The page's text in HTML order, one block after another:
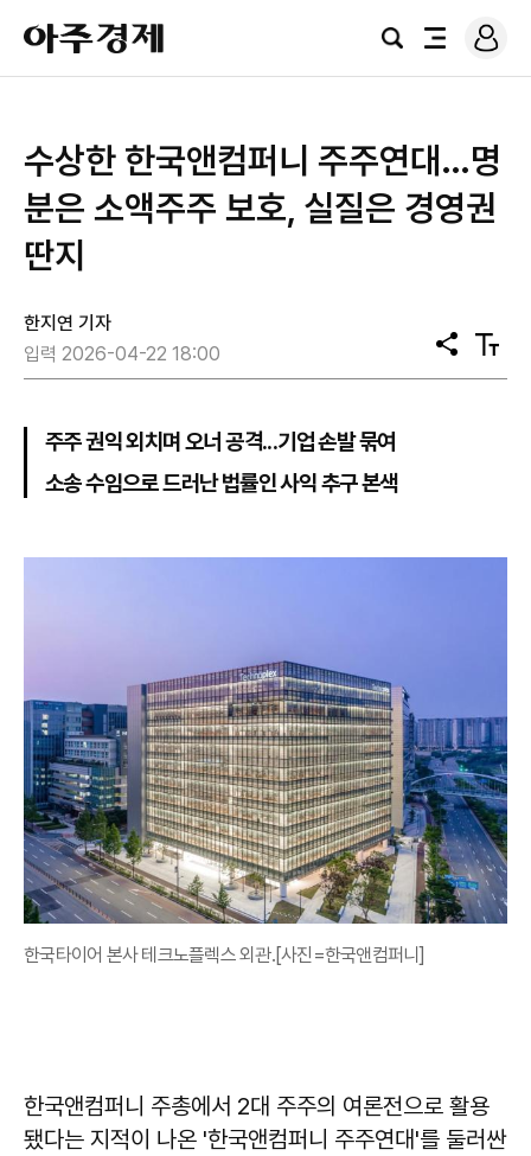
아
주
경
검
전
로
그
수상한 한국앤컴퍼니 주주연대…명
분은 소액주주 보호, 실질은 경영권
딴지
한지연 기자
입력 2026-04-22 18:00
공
유
텍
스
주주 권익 외치며 오너 공격...기업 손발 묶여
소송 수임으로 드러난 법률인 사익 추구 본색
한국타이어 본사 테크노플렉스 외관.[사진=한국앤컴퍼니]
한국앤컴퍼니 주총에서 2대 주주의 여론전으로 활용
됐다는 지적이 나온 '한국앤컴퍼니 주주연대'를 둘러싼